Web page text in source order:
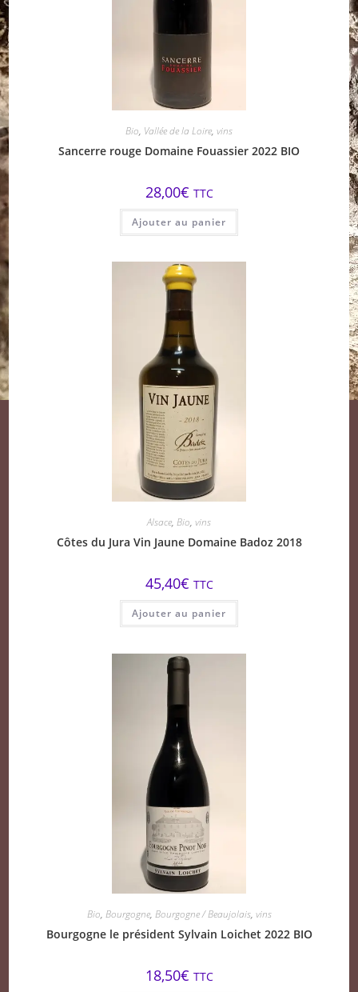
Bio, Vallée de la Loire, vins
Sancerre rouge Domaine Fouassier 2022 BIO
28,00€ TTC
Ajouter au panier
Alsace, Bio, vins
Côtes du Jura Vin Jaune Domaine Badoz 2018
45,40€ TTC
Ajouter au panier
Bio, Bourgogne, Bourgogne / Beaujolais, vins
Bourgogne le président Sylvain Loichet 2022 BIO
18,50€ TTC